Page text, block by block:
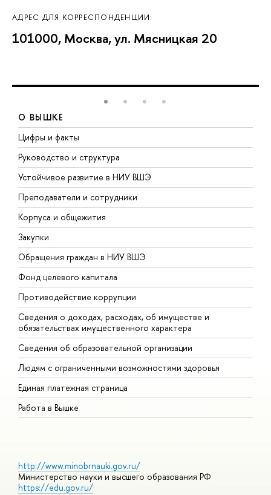
АДРЕС ДЛЯ КОРРЕСПОНДЕНЦИИ:
101000, Москва, ул. Мясницкая 20
О ВЫШКЕ
Цифры и факты
Руководство и структура
Устойчивое развитие в НИУ ВШЭ
Преподаватели и сотрудники
Корпуса и общежития
Закупки
Обращения граждан в НИУ ВШЭ
Фонд целевого капитала
Противодействие коррупции
Сведения о доходах, расходах, об имуществе и
обязательствах имущественного характера
Сведения об образовательной организации
Людям с ограниченными возможностями здоровья
Единая платежная страница
Работа в Вышке
http://www.minobrnauki.gov.ru/
Министерство науки и высшего образования РФ
https://edu.gov.ru/